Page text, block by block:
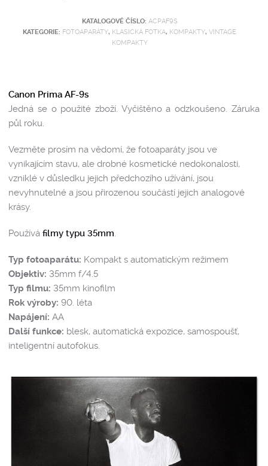
KATALOGOVÉ ČÍSLO: ACPAF9S
KATEGORIE: FOTOAPARÁTY, KLASICKÁ FOTKA, KOMPAKTY, VINTAGE
KOMPAKTY
Canon Prima AF-9s
Jedná se o použité zboží. Vyčištěno a odzkoušeno. Záruka
půl roku.
Vezměte prosím na vědomí, že fotoaparáty jsou ve
vynikajícím stavu, ale drobné kosmetické nedokonalosti,
vzniklé v důsledku jejich předchozího užívání, jsou
nevyhnutelné a jsou přirozenou součástí jejich analogové
krásy.
Používáfilmy typu 35mm.
Typ fotoaparátu: Kompakt s automatickým režimem
Objektiv: 35mm f/4.5
Typ filmu: 35mm kinofilm
Rok výroby:90. léta
Napájení:AA
Další funkce: blesk, automatická expozice, samospoušť,
inteligentní autofokus.